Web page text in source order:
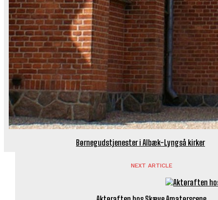
Børnegudstjenester i Albæk-Lyngså kirker
NEXT ARTICLE